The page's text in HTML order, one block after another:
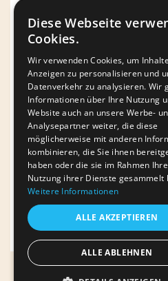
« zur Übersicht
© 2026AGENTUR LEDERMANN(G)-
Diese Webseite
Cookies.
Wir verwenden Cookies, um
Anzeigen zu personalisieren und
Datenverkehr zu analysieren. Wir
Informationen über Ihre Nutzung
Website auch an unsere Werbe-
Analysepartner weiter, die diese
möglicherweise mit anderen
kombinieren, die Sie ihnen
haben oder die sie im Rahmen
Nutzung ihrer Dienste gesammelt
Weitere Informationen
ALLE AKZEPTIEREN
ALLE ABLEHNEN